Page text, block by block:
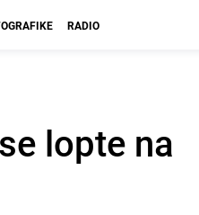
RADIO
lopte na